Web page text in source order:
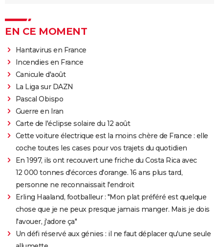
EN CE MOMENT
Hantavirus en France
Incendies en France
Canicule d'août
La Liga sur DAZN
Pascal Obispo
Guerre en Iran
Carte de l'éclipse solaire du 12 août
Cette voiture électrique est la moins chère de France : elle
coche toutes les cases pour vos trajets du quotidien
En 1997, ils ont recouvert une friche du Costa Rica avec
12 000 tonnes d'écorces d'orange. 16 ans plus tard,
personne ne reconnaissait l'endroit
Erling Haaland, footballeur : "Mon plat préféré est quelque
chose que je ne peux presque jamais manger. Mais je dois
l'avouer, j'adore ça"
Un défi réservé aux génies : il ne faut déplacer qu'une seule